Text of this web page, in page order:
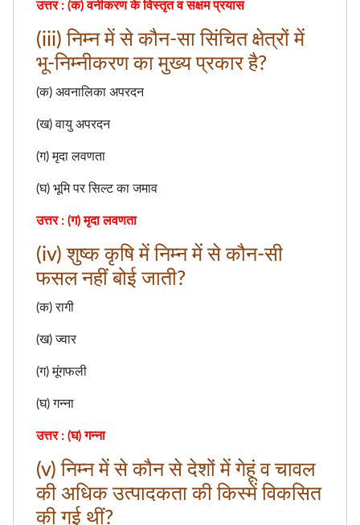
उत्तर : (क) वनीकरण के विस्तृत व सक्षम प्रयास
(iii) निम्न में से कौन-सा सिंचित क्षेत्रों में
भू-निम्नीकरण का मुख्य प्रकार है?
(क) अवनालिका अपरदन
(ख) वायु अपरदन
(ग) मृदा लवणता
(घ) भूमि पर सिल्ट का जमाव
उत्तर : (ग) मृदा लवणता
(iv) शुष्क कृषि में निम्न में से कौन-सी
फसल नहीं बोई जाती?
(क) रागी
(ख) ज्वार
(ग) मूंगफली
(घ) गन्ना
उत्तर : (घ) गन्ना
(v) निम्न में से कौन से देशों में गेहूं व चावल
की अधिक उत्पादकता की किस्में विकसित
की गई थीं?